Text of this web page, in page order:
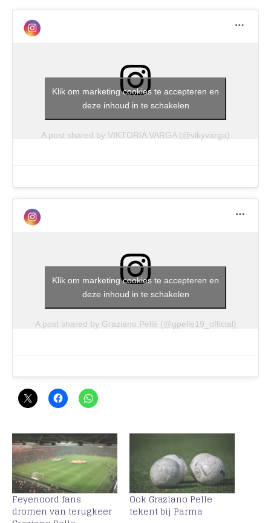
A post shared by VIKTORIA VARGA (@vikyvarga)
Klik om marketing cookies te accepteren en
deze inhoud in te schakelen
A post shared by Graziano Pellè (@gpelle19_official)
Klik om marketing cookies te accepteren en
deze inhoud in te schakelen
Feyenoord fans
dromen van terugkeer
Ook Graziano Pelle
tekent bij Parma